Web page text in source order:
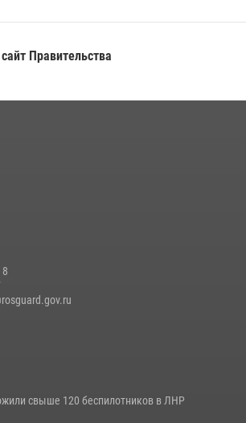
4
5
свыше 120 беспилотников в ЛНР